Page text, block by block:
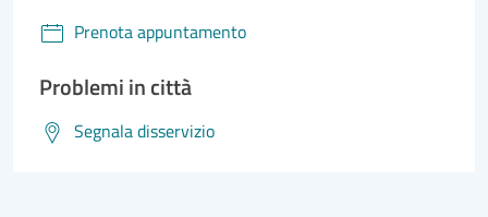
Prenota appuntamento
Problemi in città
Segnala disservizio